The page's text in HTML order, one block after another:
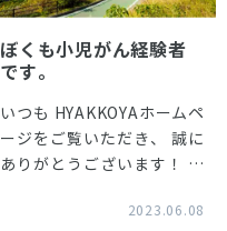
ぼくも小児がん経験者
です。
いつも HYAKKOYAホームペ
ージをご覧いただき、 誠に
ありがとうございます！ 店
. さあ、
2023.06.08